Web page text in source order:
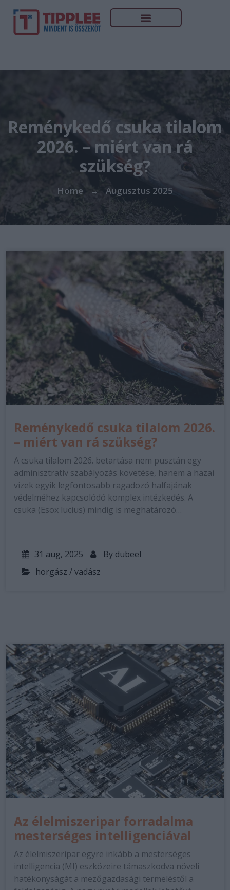
Reménykedő csuka tilalom
2026. – miért van rá
szükség?
Home → Augusztus 2025
Reménykedő csuka tilalom 2026.
– miért van rá szükség?
A csuka tilalom 2026. betartása nem pusztán egy
adminisztratív szabályozás követése, hanem a hazai
vizek egyik legfontosabb ragadozó halfajának
védelméhez kapcsolódó komplex intézkedés. A
csuka (Esox lucius) mindig is meghatározó…
31 aug, 2025 By dubeel
horgász / vadász
Az élelmiszeripar forradalma
mesterséges intelligenciával
Az élelmiszeripar egyre inkább a mesterséges
intelligencia (MI) eszközeire támaszkodva növeli
hatékonyságát a mezőgazdasági termeléstől a